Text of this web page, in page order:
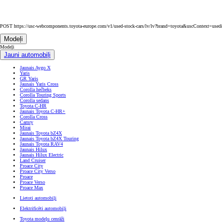
Corolla Cross
HIBRĪDS
Līdzīgi auto: 8
APRĒĶINA PIEMĒRS
Piemērs operatīvajam līzingam (noma). Toyota Līzings piedāvā operatīvā līzinga
auto vērtības (375 €), atlikušo vērtību 35% (8750 €) pēc 60 mēnešiem un 100 000 km
līzinga (nomas) maksājums ar līguma termiņu 60 mēneši ir 282.46 €, ieskaitot PVN.
Attiecas uz visiem Toyota Līzinga nodrošinātājiem. Aprēķins veikts pamatojoties uz
POST https://usc-webcomponents.toyota-europe.com/v1/used-stock-cars/lv/